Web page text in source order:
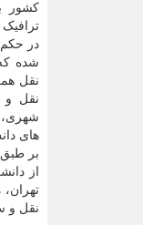
کشور
در
شده
نقل
نقل و
های
بر
از
نقل و